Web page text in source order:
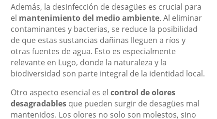
Además, la desinfección de desagües es crucial para
el mantenimiento del medio ambiente. Al eliminar
contaminantes y bacterias, se reduce la posibilidad
de que estas sustancias dañinas lleguen a ríos y
otras fuentes de agua. Esto es especialmente
relevante en Lugo, donde la naturaleza y la
biodiversidad son parte integral de la identidad local.
Otro aspecto esencial es elcontrol de olores
desagradables que pueden surgir de desagües mal
mantenidos. Los olores no solo son molestos, sino